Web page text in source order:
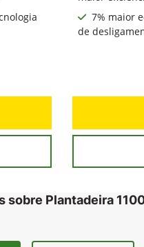
7% maior
de
sobre Plantadeira